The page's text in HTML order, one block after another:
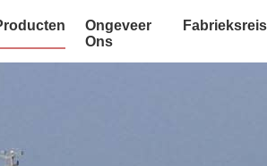
Ongeveer
Ons
Fabrieksreis